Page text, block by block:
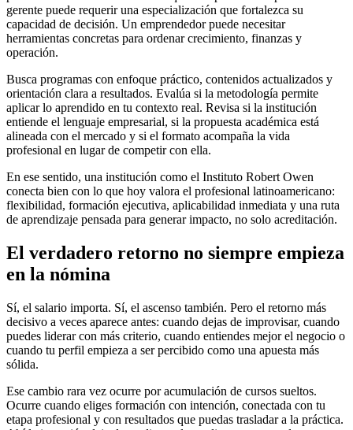
gerente puede requerir una especialización que fortalezca su
capacidad de decisión. Un emprendedor puede necesitar
herramientas concretas para ordenar crecimiento, finanzas y
operación.
Busca programas con enfoque práctico, contenidos actualizados y
orientación clara a resultados. Evalúa si la metodología permite
aplicar lo aprendido en tu contexto real. Revisa si la institución
entiende el lenguaje empresarial, si la propuesta académica está
alineada con el mercado y si el formato acompaña la vida
profesional en lugar de competir con ella.
En ese sentido, una institución como el Instituto Robert Owen
conecta bien con lo que hoy valora el profesional latinoamericano:
flexibilidad, formación ejecutiva, aplicabilidad inmediata y una ruta
de aprendizaje pensada para generar impacto, no solo acreditación.
El verdadero retorno no siempre empieza
en la nómina
Sí, el salario importa. Sí, el ascenso también. Pero el retorno más
decisivo a veces aparece antes: cuando dejas de improvisar, cuando
puedes liderar con más criterio, cuando entiendes mejor el negocio o
cuando tu perfil empieza a ser percibido como una apuesta más
sólida.
Ese cambio rara vez ocurre por acumulación de cursos sueltos.
Ocurre cuando eliges formación con intención, conectada con tu
etapa profesional y con resultados que puedas trasladar a la práctica.